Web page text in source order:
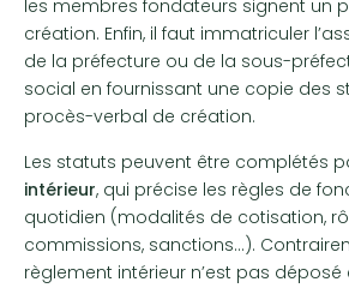
les membres fondateurs signent un
création. Enfin, il faut immatriculer
de la préfecture ou de la sous-
social en fournissant une copie des
procès-verbal de création.
Les statuts peuvent être complétés
intérieur, qui précise les règles de
quotidien (modalités de cotisation,
commissions, sanctions…).
règlement intérieur n’est pas déposé